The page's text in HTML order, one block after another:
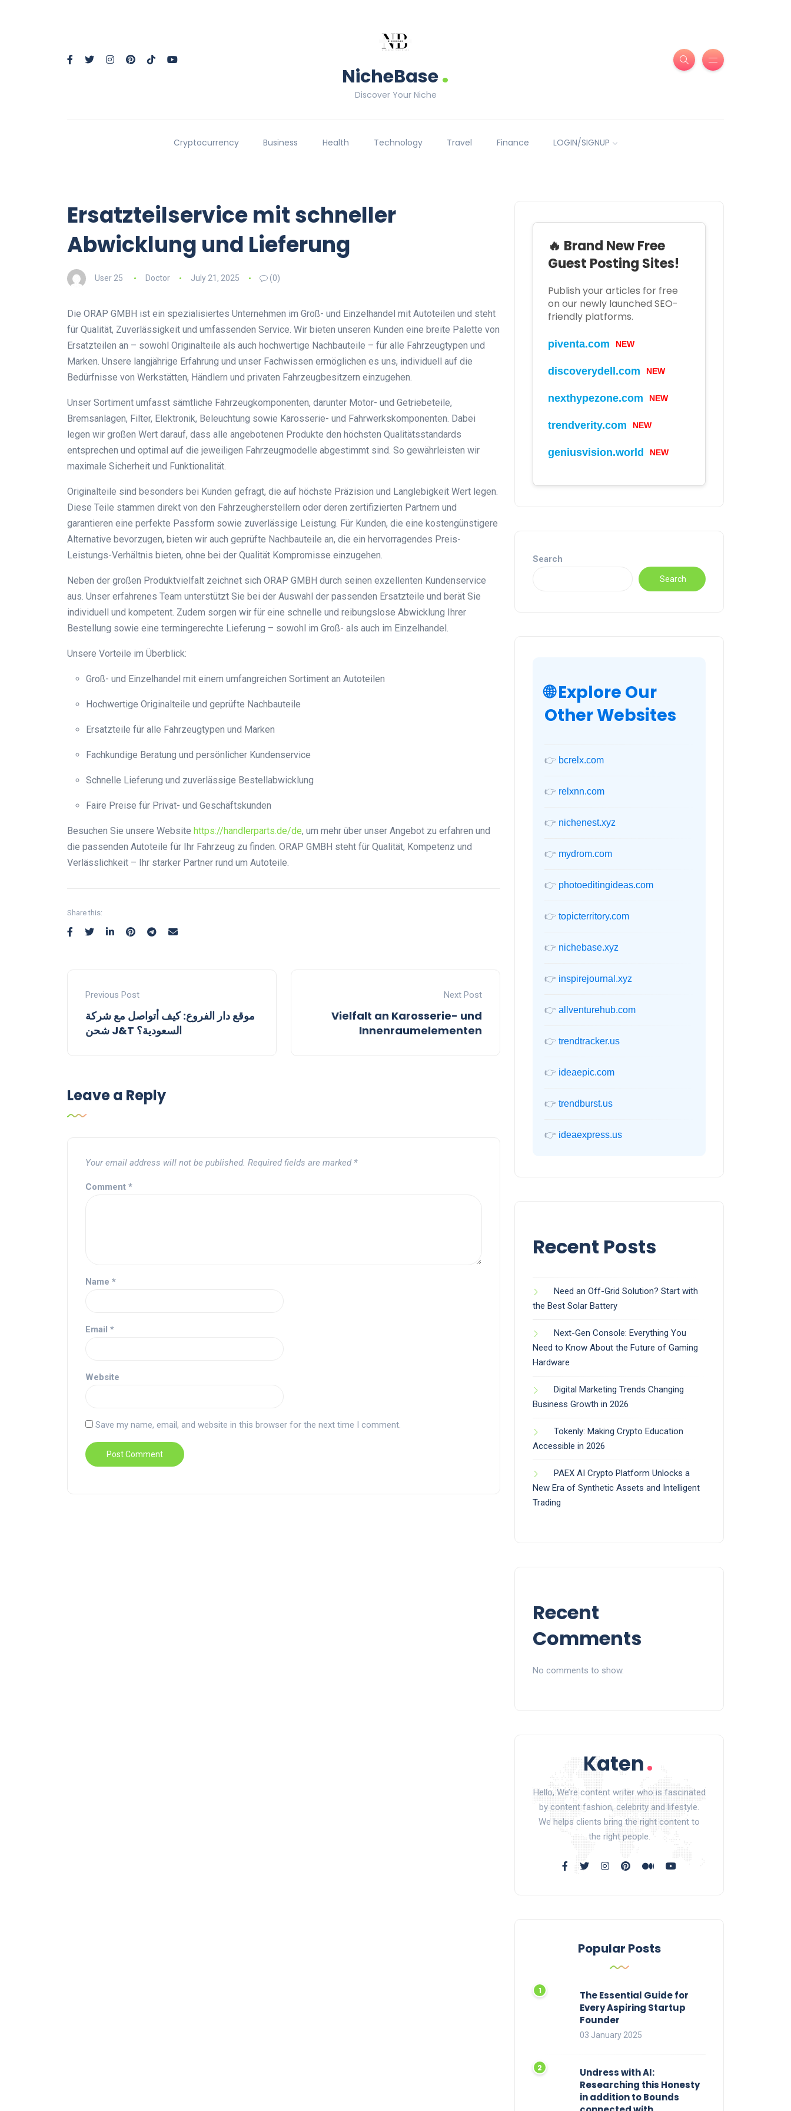
NicheBase.
Discover Your Niche
Cryptocurrency Business Health Technology Travel Finance LOGIN/SIGNUP
Ersatzteilservice mit schneller
Abwicklung und Lieferung
User 25 Doctor July 21, 2025 (0)
Die ORAP GMBH ist ein spezialisiertes Unternehmen im Groß- und Einzelhandel mit Autoteilen und steht
für Qualität, Zuverlässigkeit und umfassenden Service. Wir bieten unseren Kunden eine breite Palette von
Ersatzteilen an – sowohl Originalteile als auch hochwertige Nachbauteile – für alle Fahrzeugtypen und
Marken. Unsere langjährige Erfahrung und unser Fachwissen ermöglichen es uns, individuell auf die
Bedürfnisse von Werkstätten, Händlern und privaten Fahrzeugbesitzern einzugehen.
Unser Sortiment umfasst sämtliche Fahrzeugkomponenten, darunter Motor- und Getriebeteile,
Bremsanlagen, Filter, Elektronik, Beleuchtung sowie Karosserie- und Fahrwerkskomponenten. Dabei
legen wir großen Wert darauf, dass alle angebotenen Produkte den höchsten Qualitätsstandards
entsprechen und optimal auf die jeweiligen Fahrzeugmodelle abgestimmt sind. So gewährleisten wir
maximale Sicherheit und Funktionalität.
Originalteile sind besonders bei Kunden gefragt, die auf höchste Präzision und Langlebigkeit Wert legen.
Diese Teile stammen direkt von den Fahrzeugherstellern oder deren zertifizierten Partnern und
garantieren eine perfekte Passform sowie zuverlässige Leistung. Für Kunden, die eine kostengünstigere
Alternative bevorzugen, bieten wir auch geprüfte Nachbauteile an, die ein hervorragendes Preis-
Leistungs-Verhältnis bieten, ohne bei der Qualität Kompromisse einzugehen.
Neben der großen Produktvielfalt zeichnet sich ORAP GMBH durch seinen exzellenten Kundenservice
aus. Unser erfahrenes Team unterstützt Sie bei der Auswahl der passenden Ersatzteile und berät Sie
individuell und kompetent. Zudem sorgen wir für eine schnelle und reibungslose Abwicklung Ihrer
Bestellung sowie eine termingerechte Lieferung – sowohl im Groß- als auch im Einzelhandel.
Unsere Vorteile im Überblick:
Groß- und Einzelhandel mit einem umfangreichen Sortiment an Autoteilen
Hochwertige Originalteile und geprüfte Nachbauteile
Ersatzteile für alle Fahrzeugtypen und Marken
Fachkundige Beratung und persönlicher Kundenservice
Schnelle Lieferung und zuverlässige Bestellabwicklung
Faire Preise für Privat- und Geschäftskunden
Besuchen Sie unsere Website https://handlerparts.de/de, um mehr über unser Angebot zu erfahren und
die passenden Autoteile für Ihr Fahrzeug zu finden. ORAP GMBH steht für Qualität, Kompetenz und
Verlässlichkeit – Ihr starker Partner rund um Autoteile.
Share this:
Previous Post
موقع دار الفروع: كيف أتواصل مع شركة
شحن J&T السعودية؟
Next Post
Vielfalt an Karosserie- und
Innenraumelementen
Leave a Reply
Your email address will not be published. Required fields are marked *
Comment *
Name *
Email *
Website
Save my name, email, and website in this browser for the next time I comment.
🔥 Brand New Free
Guest Posting Sites!
Publish your articles for free
on our newly launched SEO-
friendly platforms.
piventa.com NEW
discoverydell.com NEW
nexthypezone.com NEW
trendverity.com NEW
geniusvision.world NEW
Search
Search
🌐 Explore Our
Other Websites
👉 bcrelx.com
👉 relxnn.com
👉 nichenest.xyz
👉 mydrom.com
👉 photoeditingideas.com
👉 topicterritory.com
👉 nichebase.xyz
👉 inspirejournal.xyz
👉 allventurehub.com
👉 trendtracker.us
👉 ideaepic.com
👉 trendburst.us
👉 ideaexpress.us
Recent Posts
Need an Off-Grid Solution? Start with
the Best Solar Battery
Next-Gen Console: Everything You
Need to Know About the Future of Gaming
Hardware
Digital Marketing Trends Changing
Business Growth in 2026
Tokenly: Making Crypto Education
Accessible in 2026
PAEX AI Crypto Platform Unlocks a
New Era of Synthetic Assets and Intelligent
Trading
Recent
Comments
No comments to show.
Hello, We’re content writer who is fascinated
by content fashion, celebrity and lifestyle.
We helps clients bring the right content to
the right people.
Popular Posts
The Essential Guide for
Every Aspiring Startup
Founder
03 January 2025
Undress with AI:
Researching this Honesty
in addition to Bounds